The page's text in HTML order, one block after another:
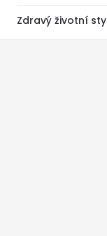
Zdravý životní